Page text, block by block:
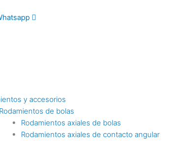
y accesorios
Rodamientos de bolas
Rodamientos axiales de bolas
Rodamientos axiales de contacto angular